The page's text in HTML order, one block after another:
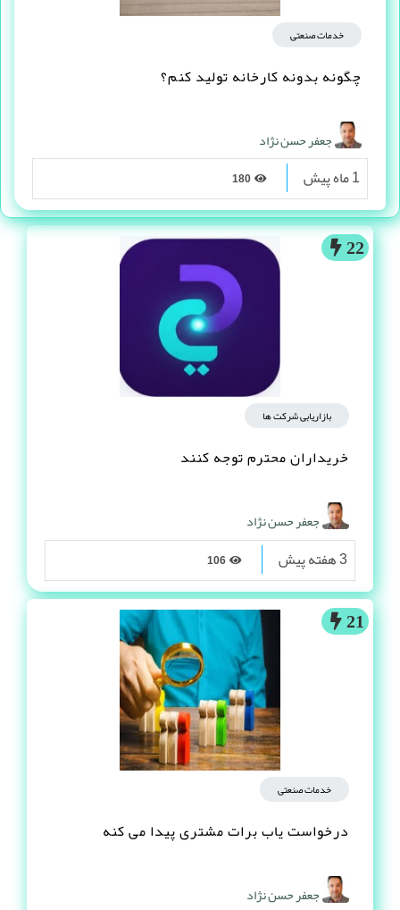
22
بازاریابی شرکت ها
خریداران محترم توجه کنند
جعفر حسن نژاد
3 هفته پیش
21
خدمات صنعتی
درخواست یاب برات مشتری پیدا می کنه
جعفر حسن نژاد
خدمات صنعتی
چگونه بدونه کارخانه تولید کنم؟
جعفر حسن نژاد
1 ماه پیش